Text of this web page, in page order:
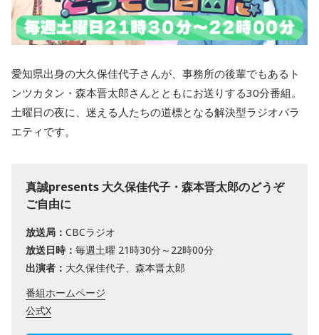
愛知県出身の大久保佳代子さんが、事務所の後輩でもあるト
ンツカタン・森本晋太郎さんとともにお送りする30分番組。
土曜日の夜に、迷える人たちの道標となる解決型ラジオバラ
エティです。
真誠presents 大久保佳代子・森本晋太郎のどうぞ
ご自由に
放送局： CBCラジオ
放送日時： 毎週土曜 21時30分～22時00分
出演者： 大久保佳代子、森本晋太郎
番組ホームページ
公式X